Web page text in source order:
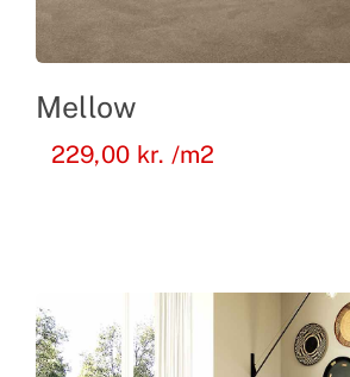
Mellow
229,00 kr. /m2